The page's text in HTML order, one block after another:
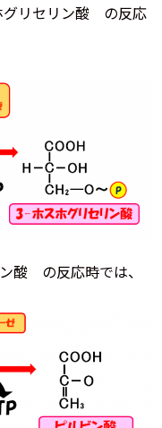
グリセリン酸 の反応
酸 の反応時では、